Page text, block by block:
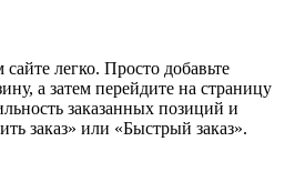
легко. Просто добавьте
а затем перейдите на страницу
заказанных позиций и
заказ» или «Быстрый заказ».